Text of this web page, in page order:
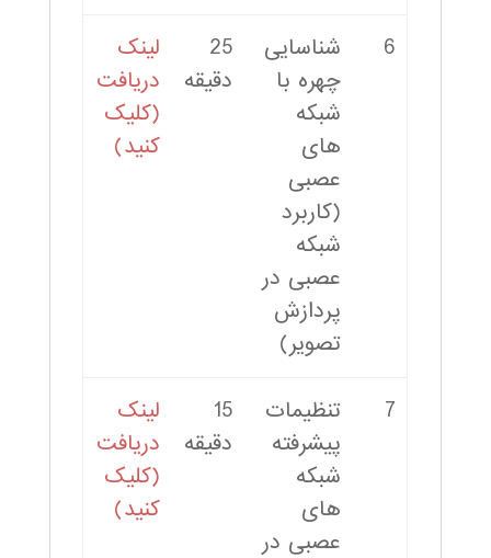
6
شناسایی
چهره با
شبکه
های
عصبی
(کاربرد
شبکه
عصبی در
پردازش
تصویر)
25
دقیقه
لینک
دریافت
(کلیک
کنید)
7
تنظیمات
پیشرفته
شبکه
های
عصبی در
15
دقیقه
لینک
دریافت
(کلیک
کنید)